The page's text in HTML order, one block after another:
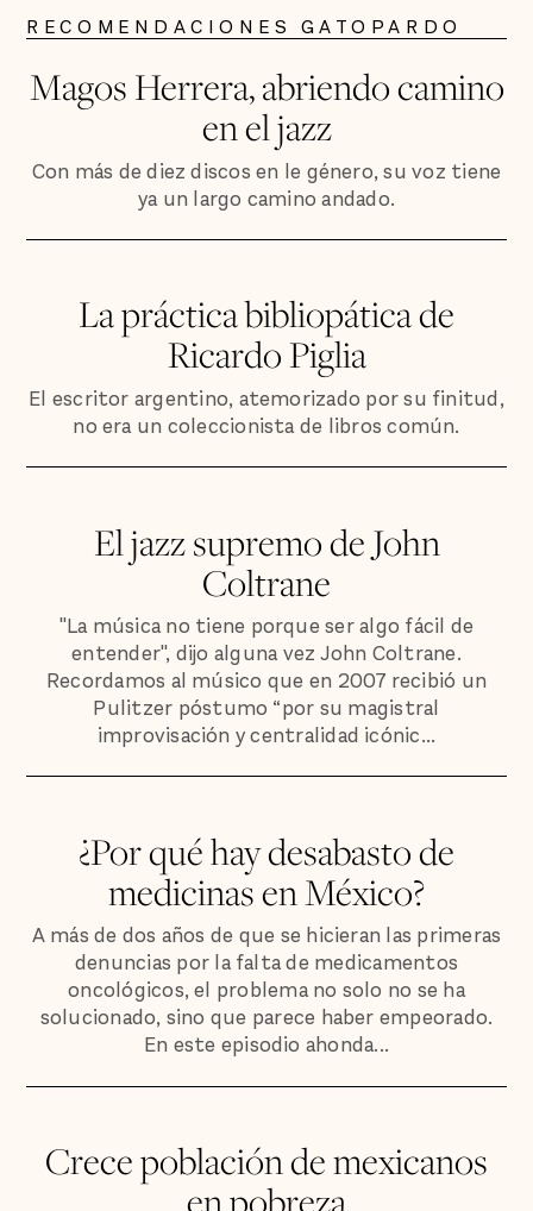
RECOMENDACIONES GATOPARDO
Magos Herrera, abriendo camino
en el jazz
Con más de diez discos en le género, su voz tiene
ya un largo camino andado.
La práctica bibliopática de
Ricardo Piglia
El escritor argentino, atemorizado por su finitud,
no era un coleccionista de libros común.
El jazz supremo de John
Coltrane
"La música no tiene porque ser algo fácil de
entender", dijo alguna vez John Coltrane.
Recordamos al músico que en 2007 recibió un
Pulitzer póstumo “por su magistral
improvisación y centralidad icónic...
¿Por qué hay desabasto de
medicinas en México?
A más de dos años de que se hicieran las primeras
denuncias por la falta de medicamentos
oncológicos, el problema no solo no se ha
solucionado, sino que parece haber empeorado.
En este episodio ahonda...
Crece población de mexicanos
en pobreza